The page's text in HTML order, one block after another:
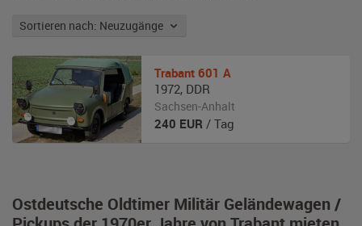
Sortieren nach: Neuzugänge
Ostdeutsche Oldtimer Militär Geländewagen /
Trabant 601 A
1972, DDR
Sachsen-Anhalt
240 EUR / Tag